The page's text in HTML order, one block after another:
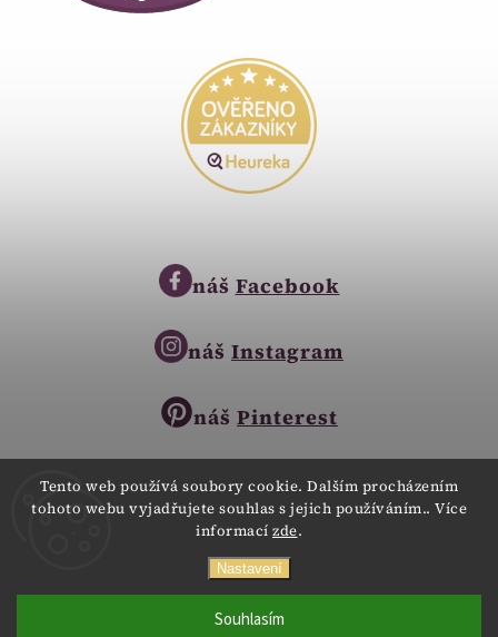
Tento web používá soubory cookie. Dalším procházením
tohoto webu vyjadřujete souhlas s jejich používáním.. Více
informací zde.
Nastavení
Souhlasím
obchod@zlatnictvi-zlaticko.cz
náš Facebook
náš Instagram
náš Pinterest
Copyright © 2023
Všechna práva vyhrazena.
WebdesignDigitalka.cz